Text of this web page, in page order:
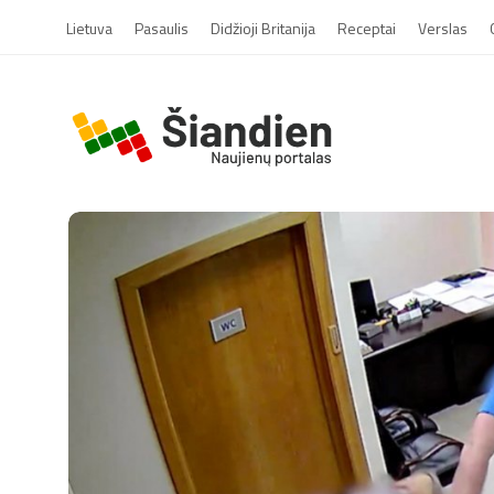
Lietuva Pasaulis Didžioji Britanija Receptai Verslas
S
a
e